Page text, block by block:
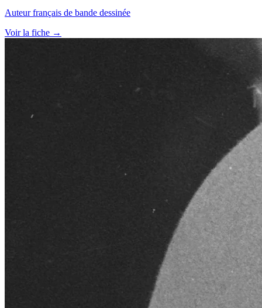
Auteur français de bande dessinée
Voir la fiche →